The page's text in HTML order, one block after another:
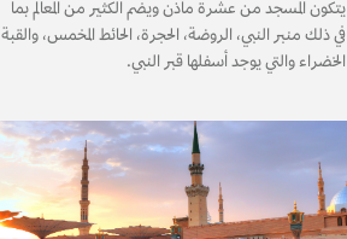
يتكون المسجد من عشرة مآذن ويضم الكثير من المعالم بما
في ذلك منبر النبي، الروضة، الحجرة، الحائط المخمس، والقبة
الخضراء والتي يوجد أسفلها قبر النبي.